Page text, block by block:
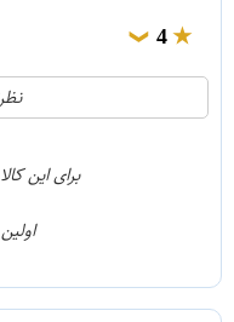
4
❯
برای این